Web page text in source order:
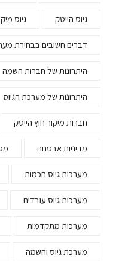
גיוס הייטק גיוס
דברים חשובים בבחירת
היתרונות של חברות השמה
היתרונות של מערכת הגיוס
חברות מיקור חוץ הייטק
מדיניות אבטחה
מערכות גיוס חכמות
מערכות גיוס עובדים
מערכות מתקדמות
מערכת גיוס והשמה